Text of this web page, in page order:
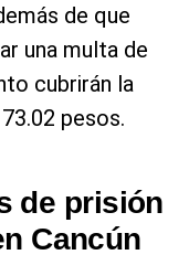
de que
una multa de
cubrirán la
pesos.
de prisión
Cancún